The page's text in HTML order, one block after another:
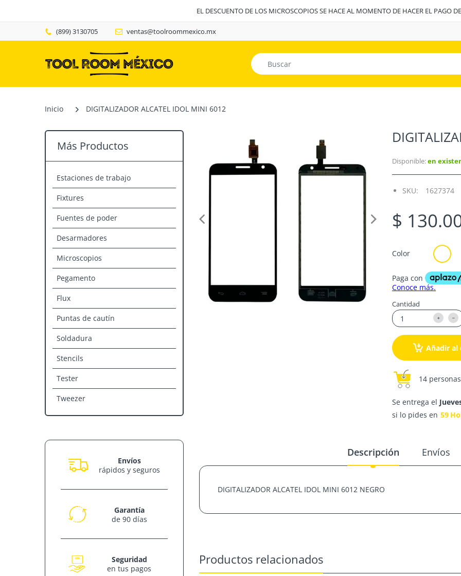
EL DESCUENTO DE LOS MICROSCOPIOS SE HACE AL MOMENTO DE HACER EL PAGO
(899) 3130705 ventas@toolroommexico.mx
Inicio DIGITALIZADOR ALCATEL IDOL MINI 6012
Más Productos
Estaciones de trabajo
Fixtures
Fuentes de poder
Desarmadores
Microscopios
Pegamento
Flux
Puntas de cautín
Soldadura
Stencils
Tester
Tweezer
Envíos
rápidos y seguros
Garantía
de 90 días
Seguridad
en tus pagos
Disponible:en
SKU: 1627374
$
Color
Cantidad
Añadir al
14
Se entrega el
si lo pides en 59
Descripción Envíos
DIGITALIZADOR ALCATEL IDOL MINI 6012 NEGRO
Productos relacionados